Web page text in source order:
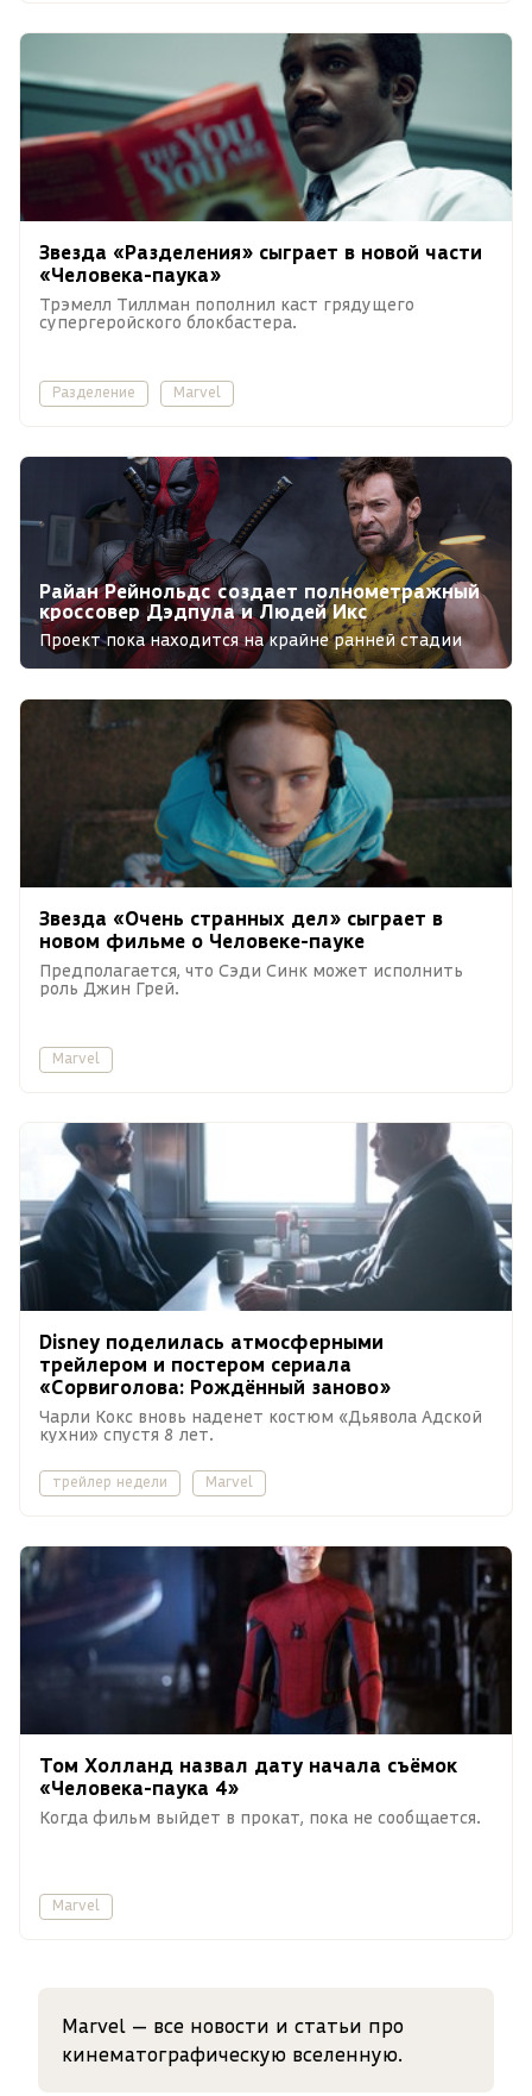
Звезда «Разделения» сыграет в новой части
«Человека-паука»
Трэмелл Тиллман пополнил каст грядущего
супергеройского блокбастера.
Разделение Marvel
Райан Рейнольдс создает полнометражный
кроссовер Дэдпула и Людей Икс
Проект пока находится на крайне ранней стадии
разработки.
Звезда «Очень странных дел» сыграет в
новом фильме о Человеке-пауке
Предполагается, что Cэди Синк может исполнить
роль Джин Грей.
Marvel
Disney поделилась атмосферными
трейлером и постером сериала
«Сорвиголова: Рождённый заново»
Чарли Кокс вновь наденет костюм «Дьявола Адской
кухни» спустя 8 лет.
трейлер недели Marvel
Том Холланд назвал дату начала съёмок
«Человека-паука 4»
Когда фильм выйдет в прокат, пока не сообщается.
Marvel
Marvel — все новости и статьи про
кинематографическую вселенную.